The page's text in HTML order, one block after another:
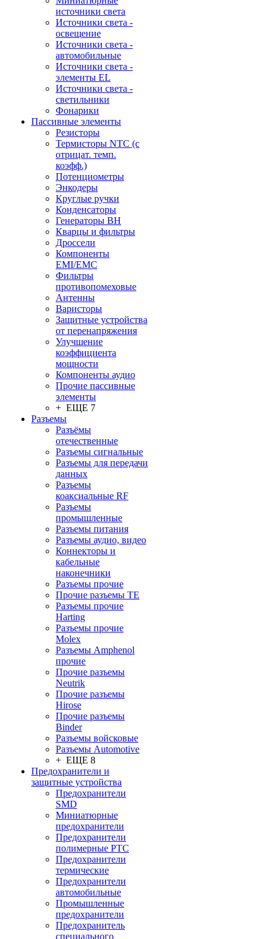
источники света
Источники света -
освещение
Источники света -
автомобильные
Источники света -
элементы EL
Источники света -
светильники
Фонарики
Пассивные элементы
Резисторы
Термисторы NTC (с
отрицат. темп.
коэфф.)
Потенциометры
Энкодеры
Круглые ручки
Конденсаторы
Генераторы ВН
Кварцы и фильтры
Дроссели
Компоненты
EMI/EMC
Фильтры
противопомеховые
Антенны
Варисторы
Защитные устройства
от перенапряжения
Улучшение
коэффициента
мощности
Компоненты аудио
Прочие пассивные
элементы
+ ЕЩЕ 7
Разъeмы
Разъёмы
отечественные
Разъeмы сигнальные
Разъeмы для передачи
данных
Разъeмы
коаксиальные RF
Разъeмы
промышленные
Разъeмы питания
Разъeмы аудио, видео
Коннекторы и
кабельные
наконечники
Разъeмы прочие
Прочие разъемы TE
Разъемы прочие
Harting
Разъемы прочие
Molex
Разъемы Amphenol
прочие
Прочие разъемы
Neutrik
Прочие разъемы
Hirose
Прочие разъемы
Binder
Разъемы войсковые
Разъeмы Automotive
+ ЕЩЕ 8
Предохранители и
защитные устройства
Предохранители
SMD
Миниатюрные
предохранители
Предохранители
полимерные PTC
Предохранители
термические
Предохранители
автомобильные
Промышленные
предохранители
Предохранитель
специального